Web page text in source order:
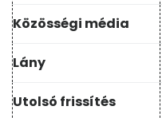
Közösségi média
Lány
Utolsó frissítés